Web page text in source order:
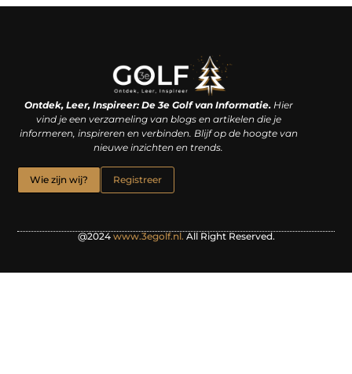
Ontdek, Leer, Inspireer: De 3e Golf van Informatie.Hier
vind je een verzameling van blogs en artikelen die je
informeren, inspireren en verbinden. Blijf op de hoogte van
nieuwe inzichten en trends.
Wie zijn wij? Registreer
@2024 www.3egolf.nl. All Right Reserved.